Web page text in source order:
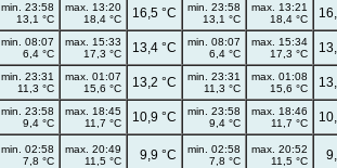
min. 23:58
13,1 °C
max. 13:20
18,4 °C
16,5 °C
min. 23:58
13,1 °C
max. 13:21
18,4 °C
min. 08:07
6,4 °C
max. 15:33
17,3 °C
13,4 °C
min. 08:07
6,4 °C
max. 15:34
17,3 °C
min. 23:31
11,3 °C
max. 01:07
15,6 °C
13,2 °C
min. 23:31
11,3 °C
max. 01:08
15,6 °C
min. 23:58
9,4 °C
max. 18:45
11,7 °C
10,9 °C
min. 23:58
9,4 °C
max. 18:46
11,7 °C
min. 02:58
7,8 °C
max. 20:49
11,5 °C
9,9 °C
min. 02:58
7,8 °C
max. 20:52
11,5 °C